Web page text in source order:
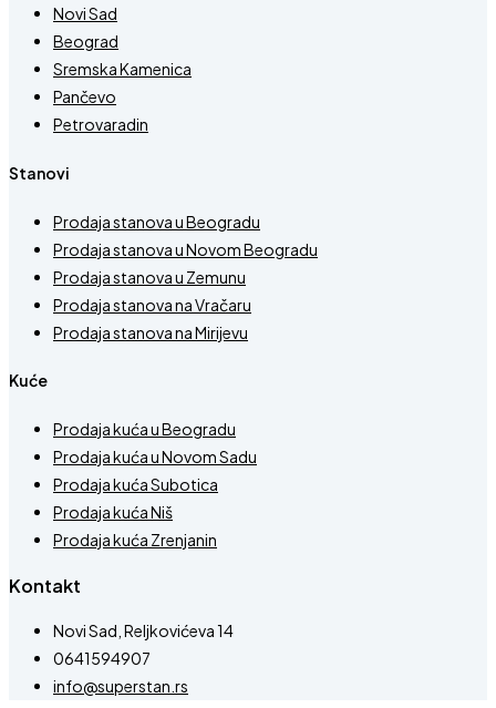
Novi Sad
Beograd
Sremska Kamenica
Pančevo
Petrovaradin
Stanovi
Prodaja stanova u Beogradu
Prodaja stanova u Novom Beogradu
Prodaja stanova u Zemunu
Prodaja stanova na Vračaru
Prodaja stanova na Mirijevu
Kuće
Prodaja kuća u Beogradu
Prodaja kuća u Novom Sadu
Prodaja kuća Subotica
Prodaja kuća Niš
Prodaja kuća Zrenjanin
Kontakt
Novi Sad, Reljkovićeva 14
0641594907
info@superstan.rs